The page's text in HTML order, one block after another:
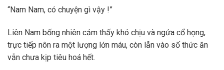
“Nam Nam, có chuyện gì vậy !”
Liên Nam bống nhiên cảm thấy khó chịu và ngứa cổ họng,
trực tiếp nôn ra một lượng lớn máu, còn lẫn vào số thức ăn
vẫn chưa kịp tiêu hoá hết.